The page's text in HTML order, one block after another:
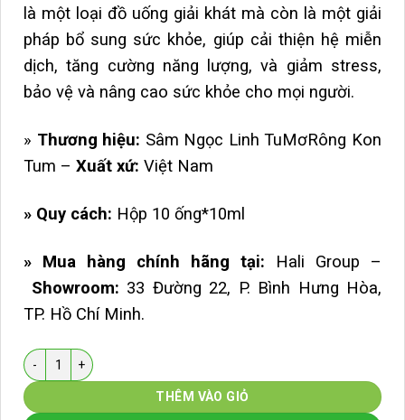
là một loại đồ uống giải khát mà còn là một giải
pháp bổ sung sức khỏe, giúp cải thiện hệ miễn
dịch, tăng cường năng lượng, và giảm stress,
bảo vệ và nâng cao sức khỏe cho mọi người.
» Thương hiệu: Sâm Ngọc Linh TuMơRông Kon
Tum – Xuất xứ: Việt Nam
» Quy cách: Hộp 10 ống*10ml
» Mua hàng chính hãng tại: Hali Group –
Showroom: 33 Đường 22, P. Bình Hưng Hòa,
TP. Hồ Chí Minh.
Số lượng
THÊM VÀO GIỎ